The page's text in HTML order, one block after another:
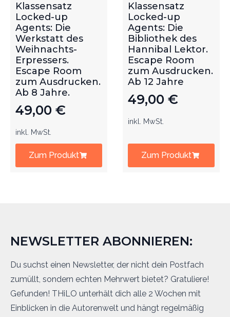
Klassensatz
Locked-up
Agents: Die
Werkstatt des
Weihnachts-
Erpressers.
Escape Room
zum Ausdrucken.
Ab 8 Jahre.
49,00 €
inkl. MwSt.
Zum Produkt
Klassensatz
Locked-up
Agents: Die
Bibliothek des
Hannibal Lektor.
Escape Room
zum Ausdrucken.
Ab 12 Jahre
49,00 €
inkl. MwSt.
Zum Produkt
NEWSLETTER ABONNIEREN:
Du suchst einen Newsletter, der nicht dein Postfach
zumüllt, sondern echten Mehrwert bietet? Gratuliere!
Gefunden! THiLO unterhält dich alle 2 Wochen mit
Einblicken in die Autorenwelt und hängt regelmäßig